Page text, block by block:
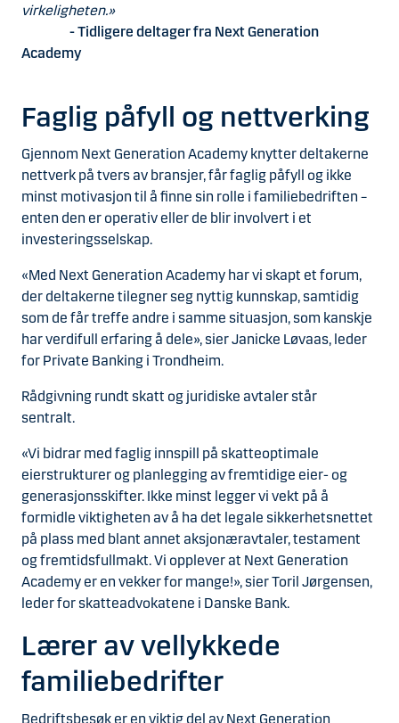
virkeligheten.»
- Tidligere deltager fra Next Generation
Academy
Faglig påfyll og nettverking
Gjennom Next Generation Academy knytter deltakerne
nettverk på tvers av bransjer, får faglig påfyll og ikke
minst motivasjon til å finne sin rolle i familiebedriften –
enten den er operativ eller de blir involvert i et
investeringsselskap.
«Med Next Generation Academy har vi skapt et forum,
der deltakerne tilegner seg nyttig kunnskap, samtidig
som de får treffe andre i samme situasjon, som kanskje
har verdifull erfaring å dele», sier Janicke Løvaas, leder
for Private Banking i Trondheim.
Rådgivning rundt skatt og juridiske avtaler står
sentralt.
«Vi bidrar med faglig innspill på skatteoptimale
eierstrukturer og planlegging av fremtidige eier- og
generasjonsskifter. Ikke minst legger vi vekt på å
formidle viktigheten av å ha det legale sikkerhetsnettet
på plass med blant annet aksjonæravtaler, testament
og fremtidsfullmakt. Vi opplever at Next Generation
Academy er en vekker for mange!», sier Toril Jørgensen,
leder for skatteadvokatene i Danske Bank.
Lærer av vellykkede
familiebedrifter
Bedriftsbesøk er en viktig del av Next Generation